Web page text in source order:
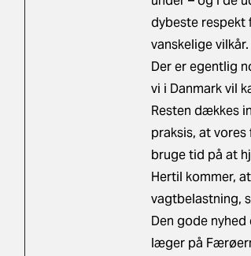
dybeste
vanskelige vilkår.
Der er egentlig
vi i Danmark vil
Resten dækkes
praksis, at
bruge tid på at
Hertil kommer,
vagtbelastning,
Den gode
læger på